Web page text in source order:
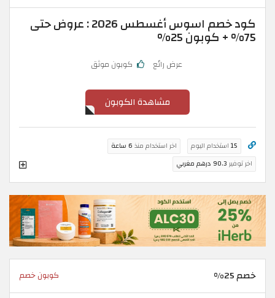
كود خصم اسوس أغسطس 2026 : عروض حتى
75% + كوبون 25%
عرض رائع كوبون موثق
مشاهدة الكوبون
15 استخدام اليوم اخر استخدام منذ 6 ساعة
اخر توفير 90.3 درهم مغربي
خصم 25% كوبون خصم